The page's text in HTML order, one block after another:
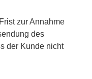
zur Annahme
des
der Kunde nicht